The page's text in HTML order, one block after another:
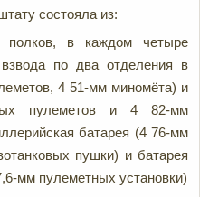
состояла из:
полков, в каждом четыре
по два отделения в
4 51-мм миномёта) и
пулеметов и 4 82-мм
батарея (4 76-мм
пушки) и батарея
мм пулеметных установки)